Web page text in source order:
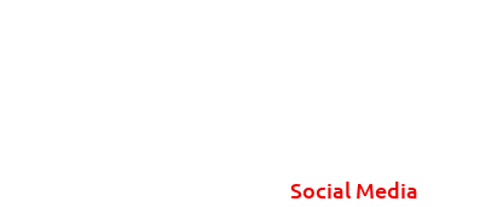
Social Media